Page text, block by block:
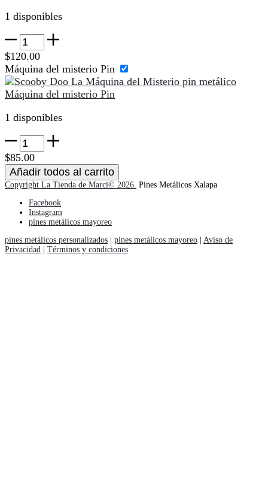
1 disponibles
El
Show
de
Krusty
Pin
cantidad
$120.00
Máquina del misterio Pin
Máquina del misterio Pin
1 disponibles
Máquina
del
misterio
Pin
cantidad
$85.00
Añadir todos al carrito
Copyright La Tienda de Marci© 2026. Pines Metálicos Xalapa
Facebook
Instagram
pines metálicos mayoreo
pines metálicos personalizados
pines metálicos mayoreo
Aviso de
Privacidad
Términos y condiciones